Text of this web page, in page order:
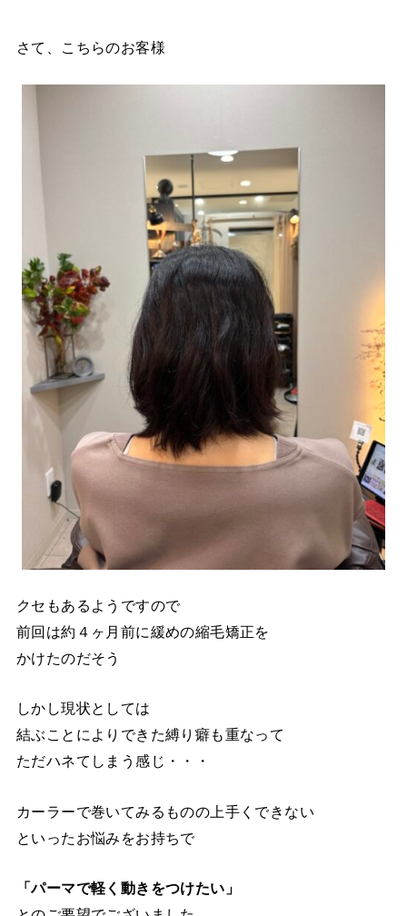
さて、こちらのお客様
クセもあるようですので
前回は約４ヶ月前に緩めの縮毛矯正を
かけたのだそう
しかし現状としては
結ぶことによりできた縛り癖も重なって
ただハネてしまう感じ・・・
カーラーで巻いてみるものの上手くできない
といったお悩みをお持ちで
「パーマで軽く動きをつけたい」